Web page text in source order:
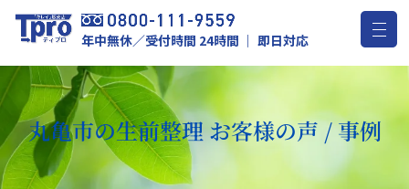
年中無休／受付時間 24時間 ｜ 即日対応
丸亀市の生前整理 お客様の声 / 事例